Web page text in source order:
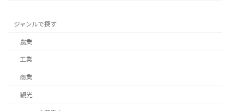
ジャンルで探す
農業
工業
商業
観光